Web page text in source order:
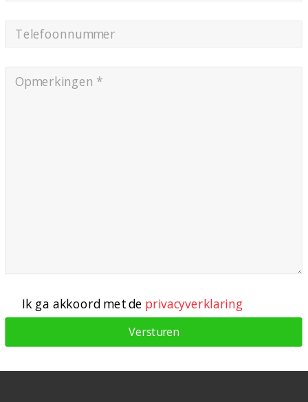
Ik ga akkoord met de privacyverklaring